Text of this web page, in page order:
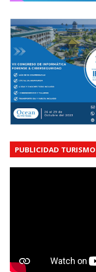
PUBLICIDAD TURISMO